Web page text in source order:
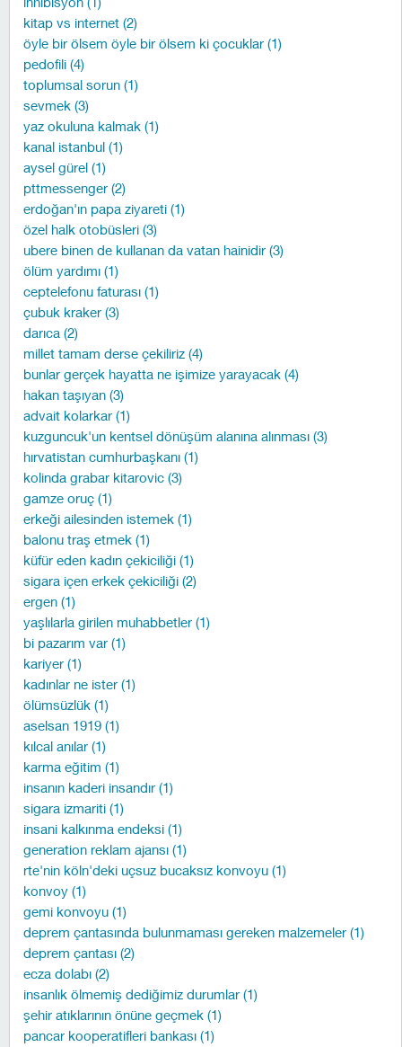
kitap vs internet (2)
öyle bir ölsem öyle bir ölsem ki çocuklar (1)
pedofili (4)
toplumsal sorun (1)
sevmek (3)
yaz okuluna kalmak (1)
kanal istanbul (1)
aysel gürel (1)
pttmessenger (2)
erdoğan'ın papa ziyareti (1)
özel halk otobüsleri (3)
ubere binen de kullanan da vatan hainidir (3)
ölüm yardımı (1)
ceptelefonu faturası (1)
çubuk kraker (3)
darıca (2)
millet tamam derse çekiliriz (4)
bunlar gerçek hayatta ne işimize yarayacak (4)
hakan taşıyan (3)
advait kolarkar (1)
kuzguncuk'un kentsel dönüşüm alanına alınması (3)
hırvatistan cumhurbaşkanı (1)
kolinda grabar kitarovic (3)
gamze oruç (1)
erkeği ailesinden istemek (1)
balonu traş etmek (1)
küfür eden kadın çekiciliği (1)
sigara içen erkek çekiciliği (2)
ergen (1)
yaşlılarla girilen muhabbetler (1)
bi pazarım var (1)
kariyer (1)
kadınlar ne ister (1)
ölümsüzlük (1)
aselsan 1919 (1)
kılcal anılar (1)
karma eğitim (1)
insanın kaderi insandır (1)
sigara izmariti (1)
insani kalkınma endeksi (1)
generation reklam ajansı (1)
rte'nin köln'deki uçsuz bucaksız konvoyu (1)
konvoy (1)
gemi konvoyu (1)
deprem çantasında bulunmaması gereken malzemeler (1)
deprem çantası (2)
ecza dolabı (2)
insanlık ölmemiş dediğimiz durumlar (1)
şehir atıklarının önüne geçmek (1)
pancar kooperatifleri bankası (1)